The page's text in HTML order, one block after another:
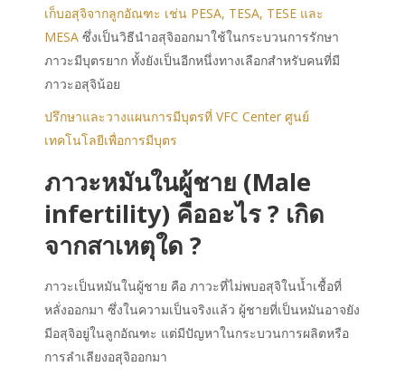
เก็บอสุจิจากลูกอัณฑะ เช่น PESA, TESA, TESE และ
MESA ซึ่งเป็นวิธีนำอสุจิออกมาใช้ในกระบวนการรักษา
ภาวะมีบุตรยาก ทั้งยังเป็นอีกหนึ่งทางเลือกสำหรับคนที่มี
ภาวะอสุจิน้อย
ปรึกษาและวางแผนการมีบุตรที่ VFC Center ศูนย์
เทคโนโลยีเพื่อการมีบุตร
ภาวะหมันในผู้ชาย (Male
infertility) คืออะไร ? เกิด
จากสาเหตุใด ?
ภาวะเป็นหมันในผู้ชาย คือ ภาวะที่ไม่พบอสุจิในน้ำเชื้อที่
หลั่งออกมา ซึ่งในความเป็นจริงแล้ว ผู้ชายที่เป็นหมันอาจยัง
มีอสุจิอยู่ในลูกอัณฑะ แต่มีปัญหาในกระบวนการผลิตหรือ
การลำเลียงอสุจิออกมา